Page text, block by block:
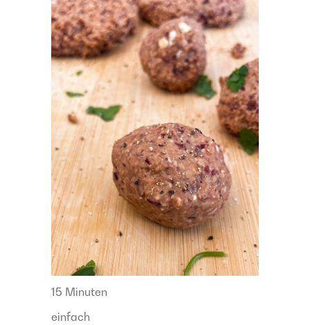
15 Minuten
einfach